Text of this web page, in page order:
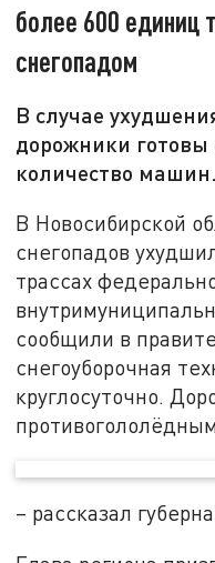
более 600 единиц
снегопадом
В случае
дорожники готовы
количество машин.
В Новосибирской
снегопадов
трассах
сообщили в
снегоуборочная
круглосуточно.
– рассказал